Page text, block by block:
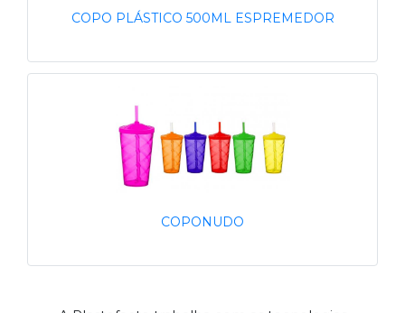
COPO PLÁSTICO 500ML ESPREMEDOR
COPONUDO